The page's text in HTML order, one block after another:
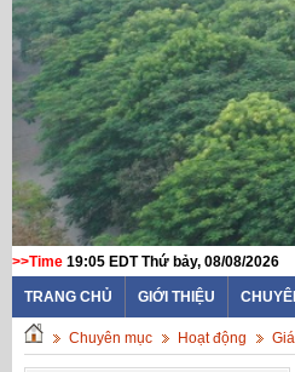
>>Time 19:05 EDT Thứ bảy, 08/08/2026
TRANG CHỦ GIỚI THIỆU
Chuyên mục Hoạt động